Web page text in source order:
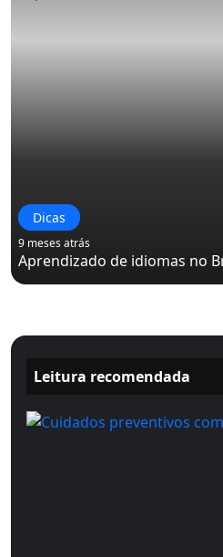
Dicas
9 meses atrás
Aprendizado de idiomas no
Leitura recomendada